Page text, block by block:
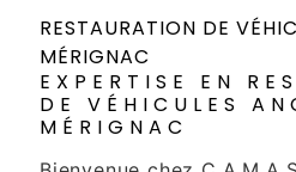
RESTAURATION DE
MÉRIGNAC
EXPERTISE EN
DE VÉHICULES
MÉRIGNAC